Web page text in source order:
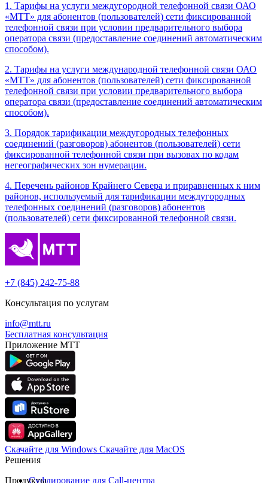
1. Тарифы на услуги междугородной телефонной связи ОАО
«МТТ» для абонентов (пользователей) сети фиксированной
телефонной связи при условии предварительного выбора
оператора связи (предоставление соединений автоматическим
способом).
2. Тарифы на услуги международной телефонной связи ОАО
«МТТ» для абонентов (пользователей) сети фиксированной
телефонной связи при условии предварительного выбора
оператора связи (предоставление соединений автоматическим
способом).
3. Порядок тарификации междугородных телефонных
соединений (разговоров) абонентов (пользователей) сети
фиксированной телефонной связи при вызовах по кодам
негеографических зон нумерации.
4. Перечень районов Крайнего Севера и приравненных к ним
районов, используемый для тарификации междугородных
телефонных соединений (разговоров) абонентов
(пользователей) сети фиксированной телефонной связи.
+7 (845) 242-75-88
Консультация по услугам
info@mtt.ru
Бесплатная консультация
Приложение МТТ
Скачайте для Windows Cкачайте для MacOS
Решения
Суфлирование для Call‑центра
Продукты